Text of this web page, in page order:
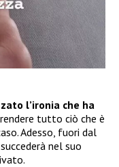
l’ironia che ha
tutto ciò che è
Adesso, fuori dal
nel suo